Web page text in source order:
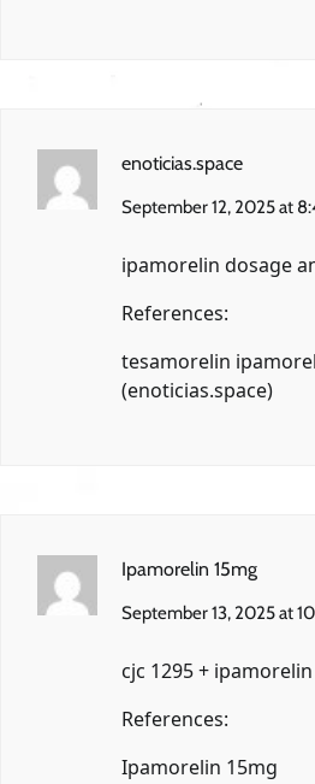
enoticias.space
September 12, 2025 at
ipamorelin dosage
References:
tesamorelin
(enoticias.space)
Ipamorelin 15mg
September 13, 2025 at
cjc 1295 +
References:
Ipamorelin 15mg